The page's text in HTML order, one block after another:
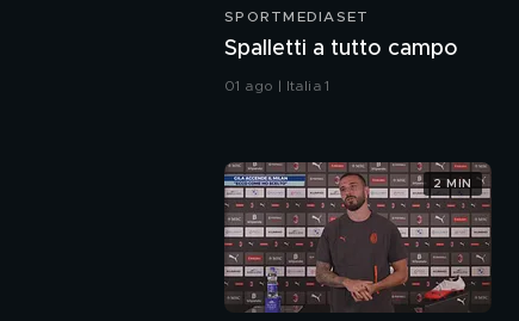
SPORTMEDIASET
Spalletti a tutto campo
01 ago | Italia 1
2 MIN